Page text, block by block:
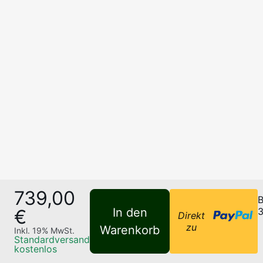
739,00
€
Inkl. 19% MwSt.
Standardversand
kostenlos
In den
Warenkorb
Direkt
zu